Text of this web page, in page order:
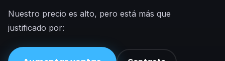
Nuestro precio es alto, pero está más que
justificado por: